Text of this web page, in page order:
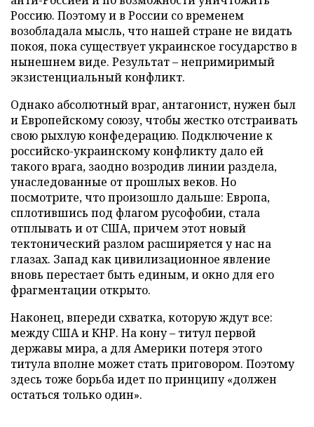
Россию. Поэтому и в России со временем
возобладала мысль, что нашей стране не видать
покоя, пока существует украинское государство в
нынешнем виде. Результат – непримиримый
экзистенциальный конфликт.
Однако абсолютный враг, антагонист, нужен был
и Европейскому союзу, чтобы жестко отстраивать
свою рыхлую конфедерацию. Подключение к
российско-украинскому конфликту дало ей
такого врага, заодно возродив линии раздела,
унаследованные от прошлых веков. Но
посмотрите, что произошло дальше: Европа,
сплотившись под флагом русофобии, стала
отплывать и от США, причем этот новый
тектонический разлом расширяется у нас на
глазах. Запад как цивилизационное явление
вновь перестает быть единым, и окно для его
фрагментации открыто.
Наконец, впереди схватка, которую ждут все:
между США и КНР. На кону – титул первой
державы мира, а для Америки потеря этого
титула вполне может стать приговором. Поэтому
здесь тоже борьба идет по принципу «должен
остаться только один».